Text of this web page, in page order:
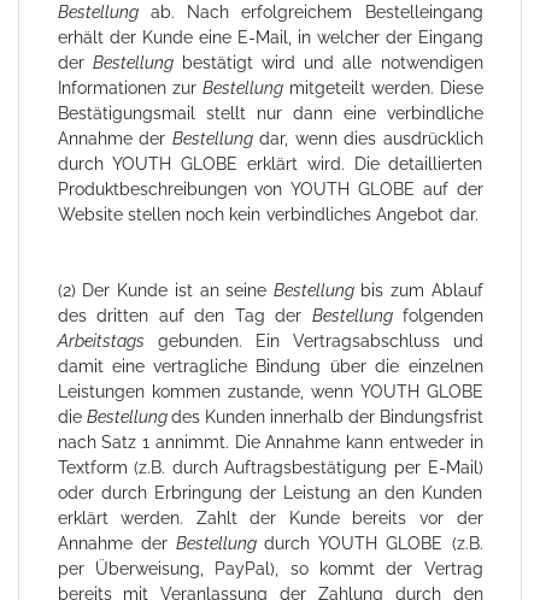
Bestellung
ab. Nach erfolgreichem Bestelleingang
erhält der Kunde eine E-Mail, in welcher der Eingang
der Bestellung bestätigt wird und alle notwendigen
Informationen zur Bestellung mitgeteilt werden. Diese
Bestätigungsmail stellt nur dann eine verbindliche
Annahme der Bestellung dar, wenn dies ausdrücklich
durch YOUTH GLOBE erklärt wird. Die detaillierten
Produktbeschreibungen von YOUTH GLOBE auf der
Website stellen noch kein verbindliches Angebot dar.
(2) Der Kunde ist an seineBestellung bis zum Ablauf
des dritten auf den Tag der Bestellung folgenden
Arbeitstags
gebunden. Ein Vertragsabschluss und
damit eine vertragliche Bindung über die einzelnen
Leistungen kommen zustande, wenn YOUTH GLOBE
die Bestellungdes Kunden innerhalb der Bindungsfrist
nach Satz 1 annimmt. Die Annahme kann entweder in
Textform (z.B. durch Auftragsbestätigung per E-Mail)
oder durch Erbringung der Leistung an den Kunden
erklärt werden. Zahlt der Kunde bereits vor der
Annahme der Bestellungdurch YOUTH GLOBE (z.B.
per Überweisung, PayPal), so kommt der Vertrag
bereits mit Veranlassung der Zahlung durch den